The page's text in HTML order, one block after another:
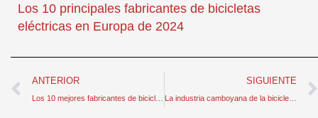
Los 10 principales fabricantes de bicicletas
eléctricas en Europa de 2024
Anterior
ANTERIOR SIGUIENTE